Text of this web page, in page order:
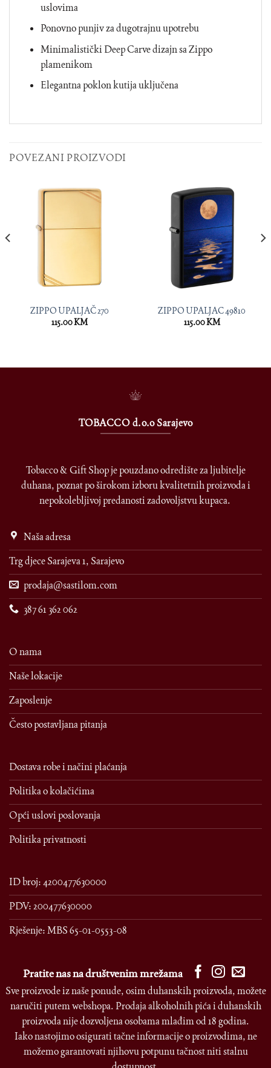
uslovima
Ponovno punjiv za dugotrajnu upotrebu
Minimalistički Deep Carve dizajn sa Zippo
plamenikom
Elegantna poklon kutija uključena
POVEZANI PROIZVODI
ZIPPO UPALJAČ 270
115.00KM
ZIPPO UPALJAC 49810
115.00KM
TOBACCO d.o.o Sarajevo
Tobacco & Gift Shop je pouzdano odredište za ljubitelje
duhana, poznat po širokom izboru kvalitetnih proizvoda i
nepokolebljivoj predanosti zadovoljstvu kupaca.
Naša adresa
Trg djece Sarajeva 1, Sarajevo
prodaja@sastilom.com
387 61 362 062
O nama
Naše lokacije
Zaposlenje
Često postavljana pitanja
Dostava robe i načini plaćanja
Politika o kolačićima
Opći uslovi poslovanja
Politika privatnosti
ID broj: 4200477630000
PDV: 200477630000
Rješenje: MBS 65-01-0553-08
Pratite nas na društvenim mrežama
Sve proizvode iz naše ponude, osim duhanskih proizvoda, možete
naručiti putem webshopa. Prodaja alkoholnih pića i duhanskih
proizvoda nije dozvoljena osobama mlađim od 18 godina.
Iako nastojimo osigurati tačne informacije o proizvodima, ne
možemo garantovati njihovu potpunu tačnost niti stalnu